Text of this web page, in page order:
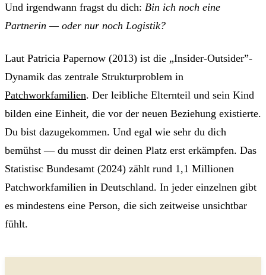
Und irgendwann fragst du dich: Bin ich noch eine
Partnerin — oder nur noch Logistik?
Laut Patricia Papernow (2013) ist die „Insider-Outsider”-
Dynamik das zentrale Strukturproblem in
Patchworkfamilien. Der leibliche Elternteil und sein Kind
bilden eine Einheit, die vor der neuen Beziehung existierte.
Du bist dazugekommen. Und egal wie sehr du dich
bemühst — du musst dir deinen Platz erst erkämpfen. Das
Statistisc Bundesamt (2024) zählt rund 1,1 Millionen
Patchworkfamilien in Deutschland. In jeder einzelnen gibt
es mindestens eine Person, die sich zeitweise unsichtbar
fühlt.